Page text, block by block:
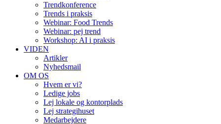
Trendkonference
Trends i praksis
Webinar: Food Trends
Webinar: pej trend
Workshop: AI i praksis
VIDEN
Artikler
Nyhedsmail
OM OS
Hvem er vi?
Ledige jobs
Lej lokale og kontorplads
Lej strategihuset
Medarbejdere